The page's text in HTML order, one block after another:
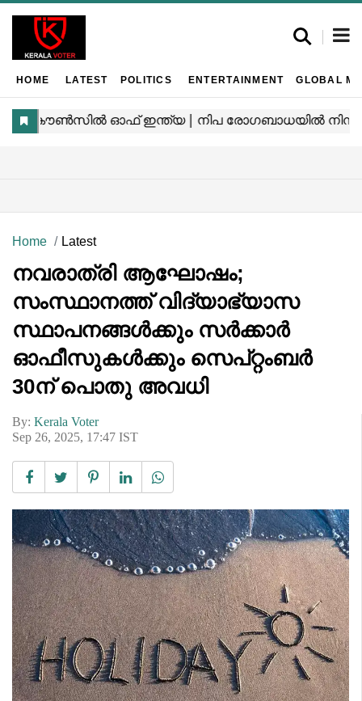
HOME LATEST POLITICS ENTERTAINMENT GLOBAL
Home Latest
നവരാത്രി ആഘോഷം;
സംസ്ഥാനത്ത് വിദ്യാഭ്യാസ
സ്ഥാപനങ്ങള്‍ക്കും സർക്കാർ
ഓഫീസുകൾക്കും സെപ്റ്റംബർ
30ന് പൊതു അവധി
By: Kerala Voter
Sep 26, 2025, 17:47 IST